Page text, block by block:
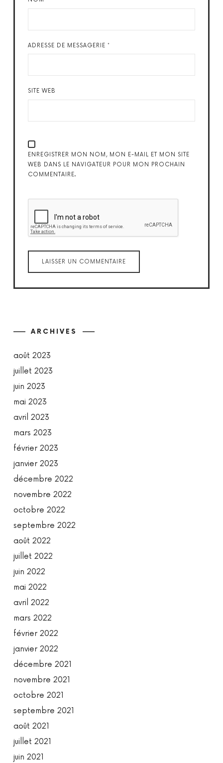
ADRESSE DE MESSAGERIE *
SITE WEB
ENREGISTRER MON NOM, MON E-MAIL ET MON SITE
WEB DANS LE NAVIGATEUR POUR MON PROCHAIN
COMMENTAIRE.
ARCHIVES
août 2023
juillet 2023
juin 2023
mai 2023
avril 2023
mars 2023
février 2023
janvier 2023
décembre 2022
novembre 2022
octobre 2022
septembre 2022
août 2022
juillet 2022
juin 2022
mai 2022
avril 2022
mars 2022
février 2022
janvier 2022
décembre 2021
novembre 2021
octobre 2021
septembre 2021
août 2021
juillet 2021
juin 2021